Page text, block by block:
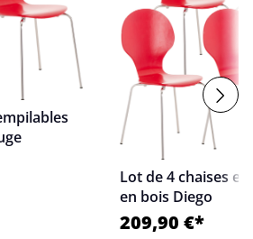
Lot de 4 chaises
en bois Diego
209,90 €*